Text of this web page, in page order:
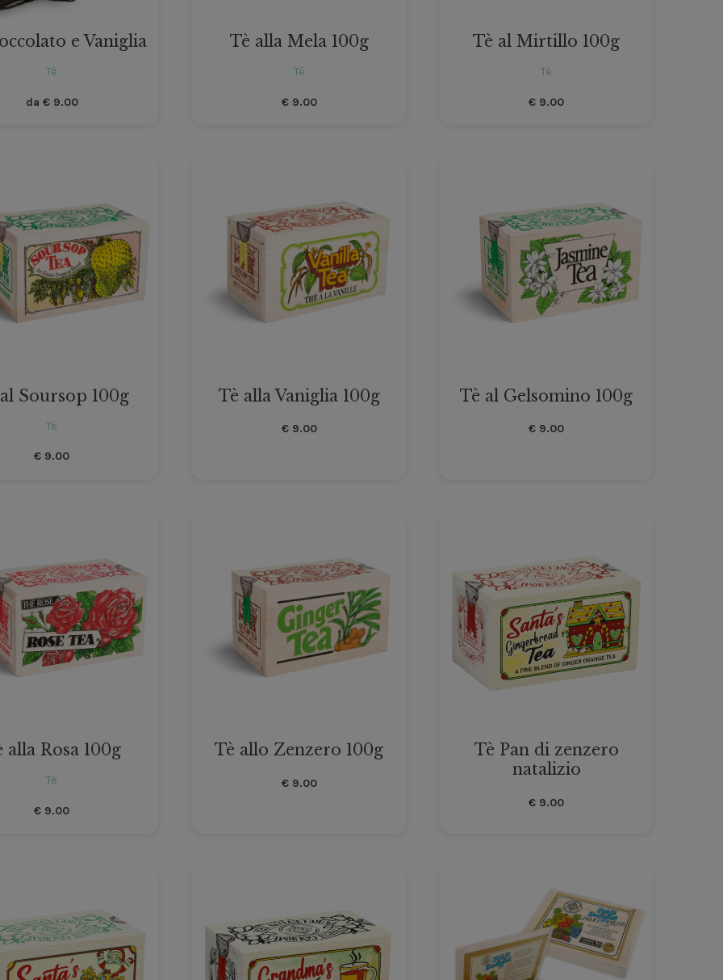
e Vaniglia
Tè
da €9.00
Tè alla Mela 100g
Tè
€9.00
Tè al Mirtillo 100g
Tè
€ 9.00
Soursop 100g
Tè
€ 9.00
Tè alla Vaniglia 100g
€9.00
Tè al Gelsomino 100g
€ 9.00
alla Rosa 100g
Tè
€ 9.00
Tè allo Zenzero 100g
€9.00
Tè Pan di zenzero
natalizio
€ 9.00